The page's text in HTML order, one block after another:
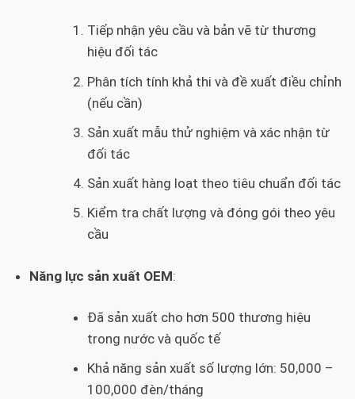
Tiếp nhận yêu cầu và bản vẽ từ thương
hiệu đối tác
Phân tích tính khả thi và đề xuất điều chỉnh
(nếu cần)
Sản xuất mẫu thử nghiệm và xác nhận từ
đối tác
Sản xuất hàng loạt theo tiêu chuẩn đối tác
Kiểm tra chất lượng và đóng gói theo yêu
cầu
Năng lực sản xuất OEM:
Đã sản xuất cho hơn 500 thương hiệu
trong nước và quốc tế
Khả năng sản xuất số lượng lớn: 50,000 –
100,000 đèn/tháng